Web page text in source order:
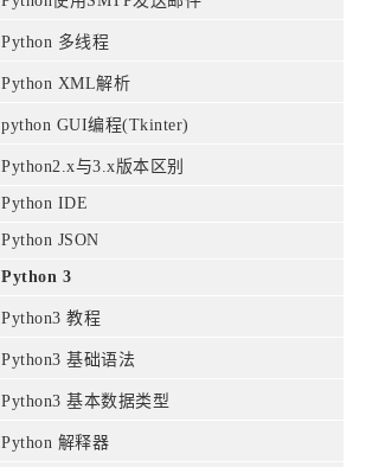
Python 多线程
Python XML解析
python GUI编程(Tkinter)
Python2.x与3.x版本区别
Python IDE
Python JSON
Python 3
Python3 教程
Python3 基础语法
Python3 基本数据类型
Python 解释器